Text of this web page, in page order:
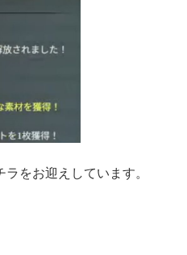
をお迎えしています。